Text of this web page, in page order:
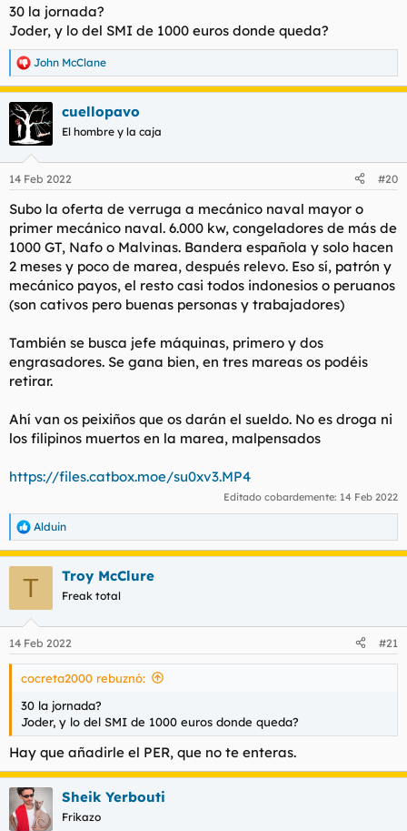
:
30 la jornada?
Joder, y lo del SMI de 1000 euros donde queda?
R
e
a
c
c
i
e
:
John McClane
cuellopavo
El hombre y la caja
14 Feb 2022 #20
Subo la oferta de verruga a mecánico naval mayor o
primer mecánico naval. 6.000 kw, congeladores de más de
1000 GT, Nafo o Malvinas. Bandera española y solo hacen
2 meses y poco de marea, después relevo. Eso sí, patrón y
mecánico payos, el resto casi todos indonesios o peruanos
(son cativos pero buenas personas y trabajadores)
También se busca jefe máquinas, primero y dos
engrasadores. Se gana bien, en tres mareas os podéis
retirar.
Ahí van os peixiños que os darán el sueldo. No es droga ni
los filipinos muertos en la marea, malpensados
https://files.catbox.moe/su0xv3.MP4
Editado cobardemente: 14 Feb 2022
R
e
a
e
s
Alduin
T Troy McClure
Freak total
14 Feb 2022 #21
cocreta2000 rebuznó:
30 la jornada?
Joder, y lo del SMI de 1000 euros donde queda?
Hay que añadirle el PER, que no te enteras.
Sheik Yerbouti
Frikazo